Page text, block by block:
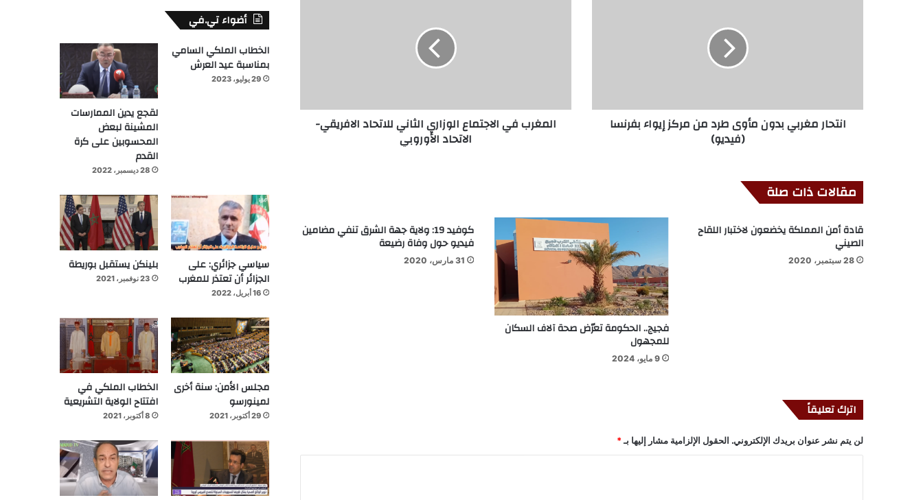
انتحار مغربي بدون مأوى طرد من مركز إيواء بفرنسا
(فيديو)
المغرب في الاجتماع الوزاري الثاني للاتحاد الافريقي-
الاتحاد الأوروبي
مقالات ذات صلة
قادة أمن المملكة يخضعون لاختبار اللقاح
الصيني
28 سبتمبر، 2020
فجيج.. الحكومة تعرّض صحة آلاف السكان
للمجهول
9 مايو، 2024
كوفيد 19: ولاية جهة الشرق تنفي مضامين
فيديو حول وفاة رضيعة
31 مارس، 2020
اترك تعليقاً
لن يتم نشر عنوان بريدك الإلكتروني. الحقول الإلزامية مشار إليها بـ *
أضواء تي.في
الخطاب الملكي السامي
بمناسبة عيد العرش
29 يوليو، 2023
لقجع يدين الممارسات
المشينة لبعض
المحسوبين على كرة
القدم
28 ديسمبر، 2022
سياسي جزائري: على
الجزائر أن تعتذر للمغرب
16 أبريل، 2022
بلينكن يستقبل بوريطة
23 نوفمبر، 2021
مجلس الأمن: سنة أخرى
لمينورسو
29 أكتوبر، 2021
الخطاب الملكي في
افتتاح الولاية التشريعية
8 أكتوبر، 2021